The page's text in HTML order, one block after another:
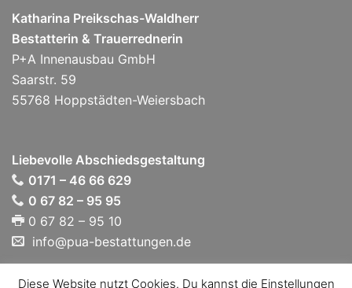
Katharina Preikschas-Waldherr
Bestatterin & Trauerrednerin
P+A Innenausbau GmbH
Saarstr. 59
55768 Hoppstädten-Weiersbach
Liebevolle Abschiedsgestaltung
0171 – 46 66 629
0 67 82 – 95 95
0 67 82 – 95 10
info@pua-bestattungen.de
Diese Website nutzt Cookies. Du kannst die Einstellungen